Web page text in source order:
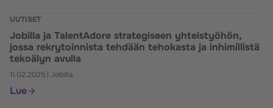
UUTISET
Jobilla ja TalentAdore strategiseen yhteistyöhön,
jossa rekrytoinnista tehdään tehokasta ja inhimillistä
tekoälyn avulla
11.02.2025 Jobilla
Lue